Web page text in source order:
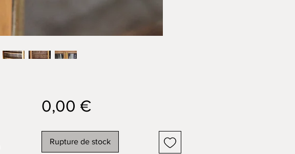
0,00 €Prix
Rupture de stock